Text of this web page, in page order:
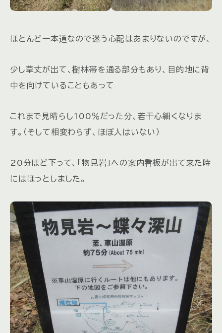
ほとんど一本道なので迷う心配はあまりないのですが、
少し草丈が出て、樹林帯を通る部分もあり、目的地に背
中を向けていることもあって
これまで見晴らし100％だった分、若干心細くなりま
す。（そして相変わらず、ほぼ人はいない）
20分ほど下って、「物見岩」への案内看板が出て来た時
にはほっとしました。